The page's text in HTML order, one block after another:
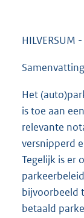
HILVERSUM
Samenvatting
Het
is toe aan
relevante
versnipperd
Tegelijk is er
bijvoorbeeld
betaald